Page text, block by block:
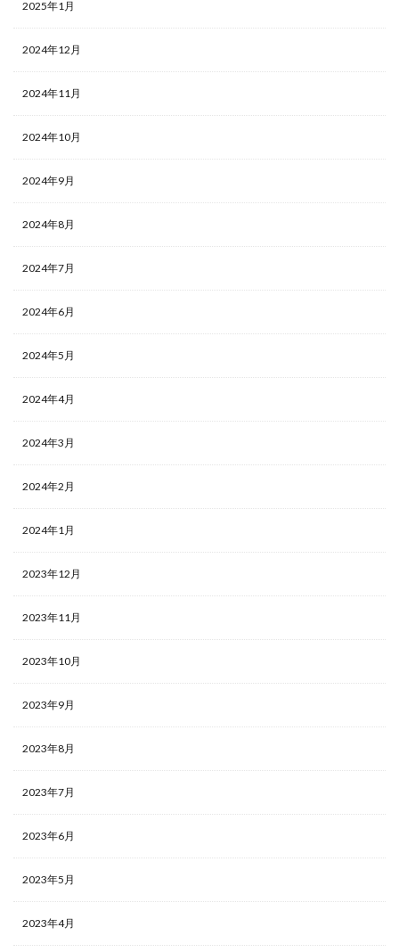
2025年1月
2024年12月
2024年11月
2024年10月
2024年9月
2024年8月
2024年7月
2024年6月
2024年5月
2024年4月
2024年3月
2024年2月
2024年1月
2023年12月
2023年11月
2023年10月
2023年9月
2023年8月
2023年7月
2023年6月
2023年5月
2023年4月